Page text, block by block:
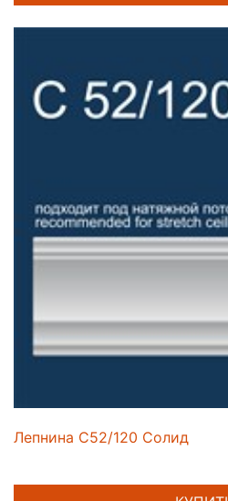
Лепнина C52/120 Солид